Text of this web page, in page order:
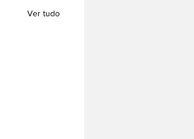
Ver tudo